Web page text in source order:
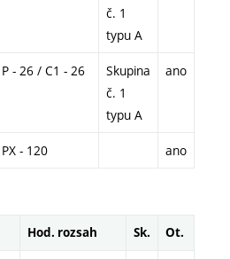
č. 1
typu A
P - 26 / C1 - 26
Skupina
č. 1
typu A
ano
PX - 120 ano
Hod. rozsah Sk. Ot.